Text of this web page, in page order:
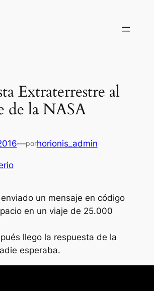
Extraterrestre al
de la NASA
—porhorionis_admin
un mensaje en código
en un viaje de 25.000
llego la respuesta de la
esperaba.